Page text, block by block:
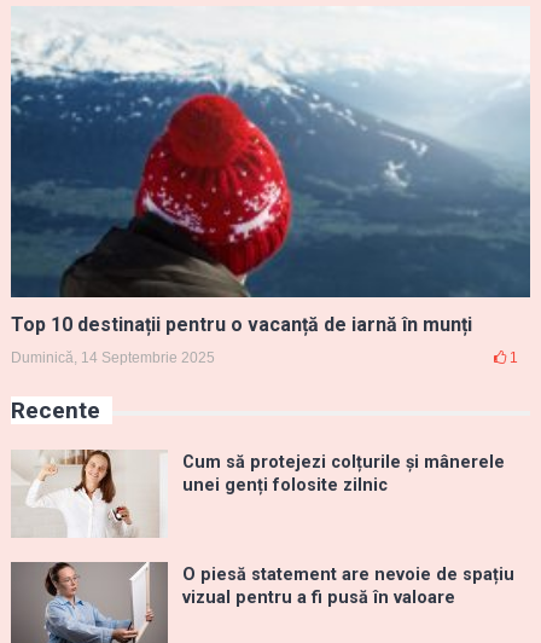
Top 10 destinații pentru o vacanță de iarnă în munți
Duminică, 14 Septembrie 2025 1
Recente
Cum să protejezi colțurile și mânerele
unei genți folosite zilnic
O piesă statement are nevoie de spațiu
vizual pentru a fi pusă în valoare